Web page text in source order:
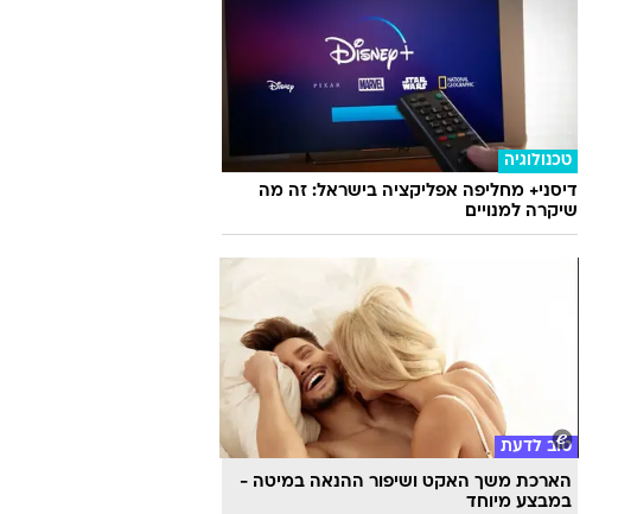
טכנולוגיה
דיסני+ מחליפה אפליקציה בישראל: זה מה
שיקרה למנויים
טוב לדעת
הארכת משך האקט ושיפור ההנאה במיטה -
במבצע מיוחד